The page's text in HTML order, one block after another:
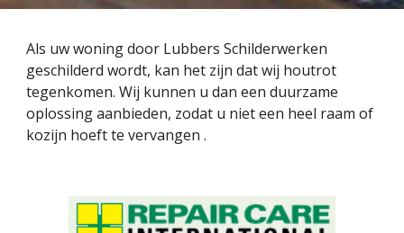
Als uw woning door Lubbers Schilderwerken
geschilderd wordt, kan het zijn dat wij houtrot
tegenkomen. Wij kunnen u dan een duurzame
oplossing aanbieden, zodat u niet een heel raam of
kozijn hoeft te vervangen .